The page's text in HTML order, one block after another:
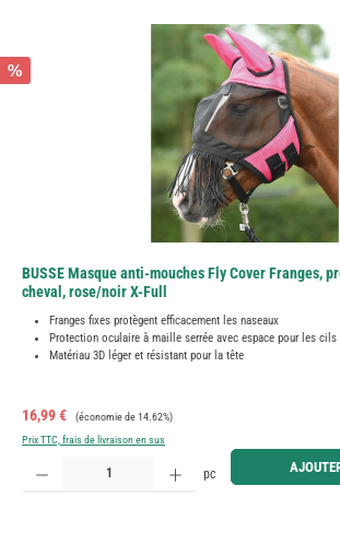
%
BUSSE Masque anti-mouches Fly Cover Franges,
cheval, rose/noir X-Full
Franges fixes protègent efficacement les naseaux
Protection oculaire à maille serrée avec espace pour les cils
Matériau 3D léger et résistant pour la tête
Prix de vente :
16,99 € Prix régulier :
(économie de 14.62%)
Prix TTC, frais de livraison en sus
Quantité de produit : Entrez la quantité souhaitée ou utilisez les
pc